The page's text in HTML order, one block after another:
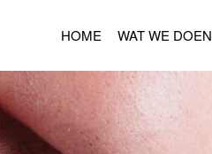
HOME WAT WE DOEN